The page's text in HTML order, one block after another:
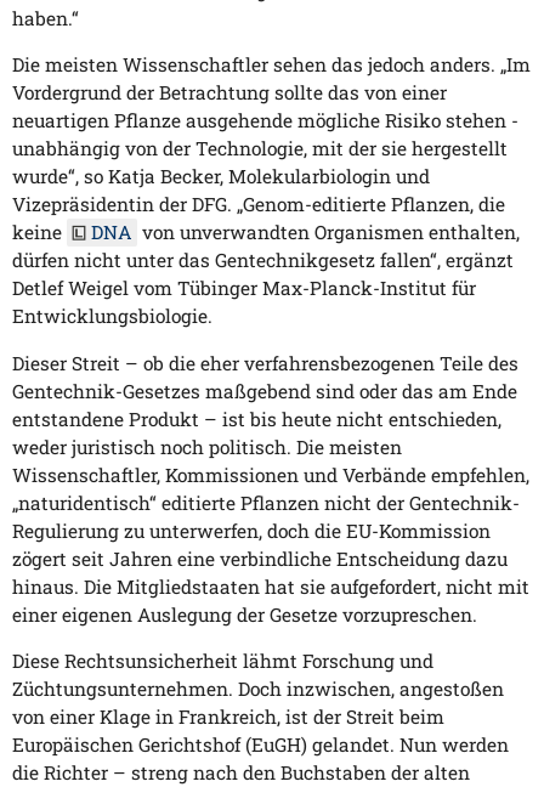
haben.“
Die meisten Wissenschaftler sehen das jedoch anders. „Im
Vordergrund der Betrachtung sollte das von einer
neuartigen Pflanze ausgehende mögliche Risiko stehen -
unabhängig von der Technologie, mit der sie hergestellt
wurde“, so Katja Becker, Molekularbiologin und
Vizepräsidentin der DFG. „Genom-editierte Pflanzen, die
keine
DNA von unverwandten Organismen enthalten,
dürfen nicht unter das Gentechnikgesetz fallen“, ergänzt
Detlef Weigel vom Tübinger Max-Planck-Institut für
Entwicklungsbiologie.
Dieser Streit – ob die eher verfahrensbezogenen Teile des
Gentechnik-Gesetzes maßgebend sind oder das am Ende
entstandene Produkt – ist bis heute nicht entschieden,
weder juristisch noch politisch. Die meisten
Wissenschaftler, Kommissionen und Verbände empfehlen,
„naturidentisch“ editierte Pflanzen nicht der Gentechnik-
Regulierung zu unterwerfen, doch die EU-Kommission
zögert seit Jahren eine verbindliche Entscheidung dazu
hinaus. Die Mitgliedstaaten hat sie aufgefordert, nicht mit
einer eigenen Auslegung der Gesetze vorzupreschen.
Diese Rechtsunsicherheit lähmt Forschung und
Züchtungsunternehmen. Doch inzwischen, angestoßen
von einer Klage in Frankreich, ist der Streit beim
Europäischen Gerichtshof (EuGH) gelandet. Nun werden
die Richter – streng nach den Buchstaben der alten